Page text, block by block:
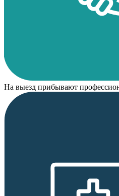
На выезд прибывают